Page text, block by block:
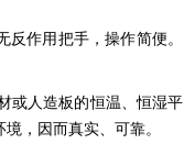
作用把手，操作简便。
或人造板的恒温、恒湿平
，因而真实、可靠。